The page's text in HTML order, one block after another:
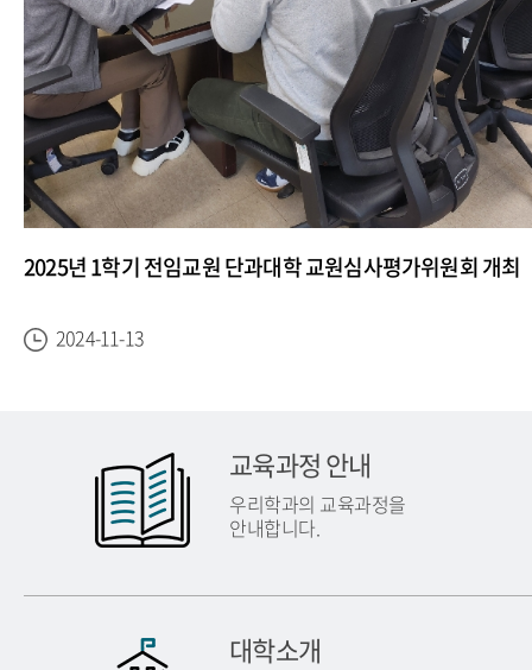
2025년 1학기 전임교원 단과대학 교원심사평가위원회 개최
2024-11-13
교육과정 안내
우리학과의 교육과정을
안내합니다.
대학소개